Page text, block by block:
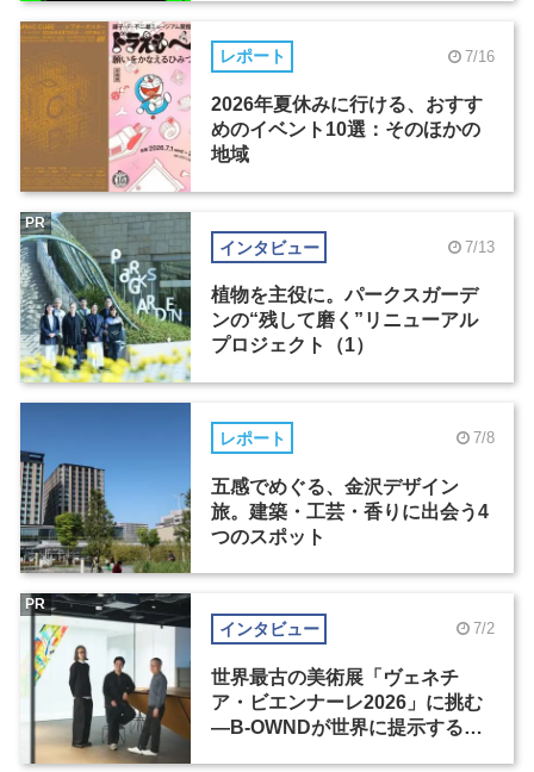
レポート 7/16
2026年夏休みに行ける、おすす
めのイベント10選：そのほかの
地域
インタビュー 7/13
植物を主役に。パークスガーデ
ンの“残して磨く”リニューアル
プロジェクト（1）
PR
レポート 7/8
五感でめぐる、金沢デザイン
旅。建築・工芸・香りに出会う4
つのスポット
インタビュー 7/2
世界最古の美術展「ヴェネチ
ア・ビエンナーレ2026」に挑む
―B-OWNDが世界に提示する美
PR